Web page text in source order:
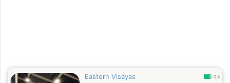
Eastern Visayas 0.8